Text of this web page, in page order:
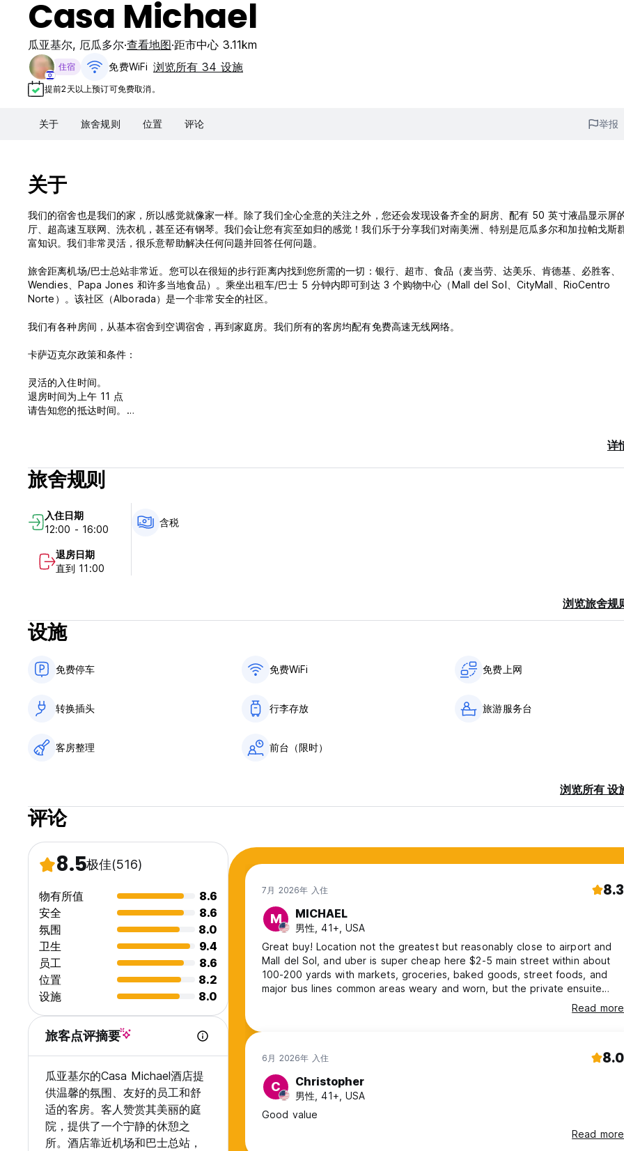
Casa Michael
瓜亚基尔, 厄瓜多尔 查看地图 距市中心 3.11km
住宿 免费WiFi 浏览所有 34 设施
提前2天以上预订可免费取消。
关于 旅舍规则 位置 评论 举报
关于
我们的宿舍也是我们的家，所以感觉就像家一样。除了我们全心全意的关注之外，您还会发现设备齐全的厨房、配有 50 英寸液晶显示屏
厅、超高速互联网、洗衣机，甚至还有钢琴。我们会让您有宾至如归的感觉！我们乐于分享我们对南美洲、特别是厄瓜多尔和加拉帕戈斯
富知识。我们非常灵活，很乐意帮助解决任何问题并回答任何问题。
旅舍距离机场/巴士总站非常近。您可以在很短的步行距离内找到您所需的一切：银行、超市、食品（麦当劳、达美乐、肯德基、必胜客、
Wendies、Papa Jones 和许多当地食品）。乘坐出租车/巴士 5 分钟内即可到达 3 个购物中心（Mall del Sol、CityMall、RioCentro
Norte）。该社区（Alborada）是一个非常安全的社区。
我们有各种房间，从基本宿舍到空调宿舍，再到家庭房。我们所有的客房均配有免费高速无线网络。
卡萨迈克尔政策和条件：
灵活的入住时间。
退房时间为上午 11 点
请告知您的抵达时间。
取消政策：抵达前 24 小时。
不含早餐。
一般的：
没有24小时接待。
客房不可加床。 (Auto-translated from original language)
详
旅舍规则
入住日期
12:00 - 16:00
退房日期
直到 11:00
含税
浏览旅舍规
设施
免费停车 免费WiFi 免费上网
转换插头 行李存放 旅游服务台
客房整理 前台（限时）
浏览所有 设
评论
8.5极佳(516)
物有所值
8.6
安全
8.6
氛围
8.0
卫生
9.4
员工
8.6
位置
8.2
设施
8.0
旅客点评摘要
瓜亚基尔的Casa Michael酒店提
供温馨的氛围、友好的员工和舒
适的客房。客人赞赏其美丽的庭
院，提供了一个宁静的休憩之
所。酒店靠近机场和巴士总站，
7月 2026年 入住 8.3
M MICHAEL
男性, 41+, USA
Great buy! Location not the greatest but reasonably close to airport and
Mall del Sol, and uber is super cheap here $2-5 main street within about
100-200 yards with markets, groceries, baked goods, street foods, and
major bus lines common areas weary and worn, but the private ensuite
room was clean and comfortable with tv and ac When I tried to extend my
stay by a day, they initially requested to up the daily rate, which I avoided
Read more
6月 2026年 入住 8.0
C Christopher
男性, 41+, USA
Good value
Read more